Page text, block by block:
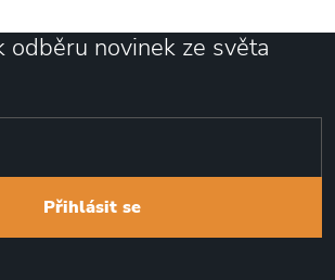
odběru novinek ze světa
Přihlásit se